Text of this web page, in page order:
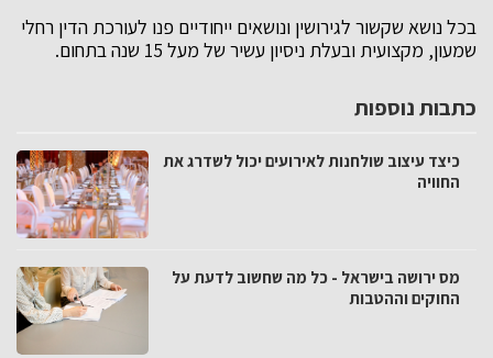
בכל נושא שקשור לגירושין ונושאים ייחודיים פנו לעורכת הדין רחלי
שמעון, מקצועית ובעלת ניסיון עשיר של מעל 15 שנה בתחום.
כתבות נוספות
כיצד עיצוב שולחנות לאירועים יכול לשדרג את
החוויה
מס ירושה בישראל - כל מה שחשוב לדעת על
החוקים וההטבות